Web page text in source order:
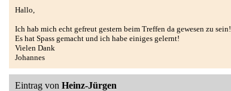
Hallo,
Ich hab mich echt gefreut gestern beim Treffen da gewesen zu sein!
Es hat Spass gemacht und ich habe einiges gelernt!
Vielen Dank
Johannes
Eintrag von Heinz-Jürgen